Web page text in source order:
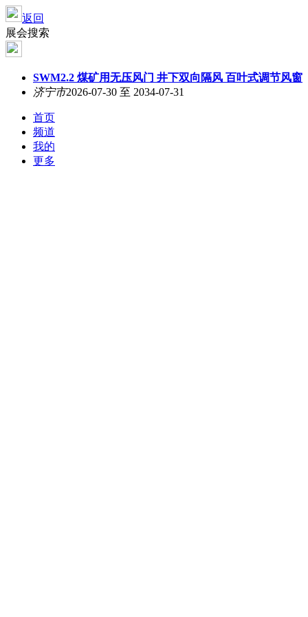
返回
展会搜索
SWM2.2 煤矿用无压风门 井下双向隔风 百叶式调节风窗
济宁市2026-07-30 至 2034-07-31
首页
频道
我的
更多